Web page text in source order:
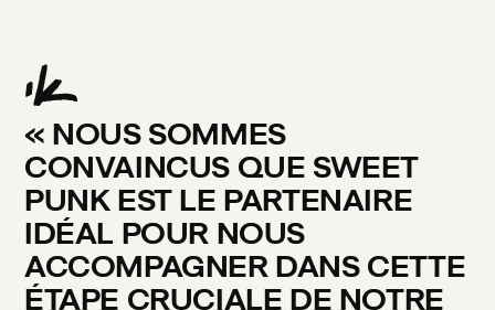
« NOUS SOMMES
CONVAINCUS QUE SWEET
PUNK EST LE PARTENAIRE
IDÉAL POUR NOUS
ACCOMPAGNER DANS CETTE
ÉTAPE CRUCIALE DE NOTRE